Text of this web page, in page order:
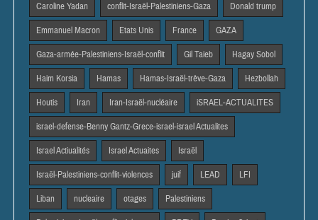
Caroline Yadan conflit-Israël-Palestiniens-Gaza Donald trump
Emmanuel Macron Etats Unis France GAZA
Gaza-armée-Palestiniens-Israël-conflit Gil Taieb Hagay Sobol
Haim Korsia Hamas Hamas-Israël-trêve-Gaza Hezbollah
Houtis Iran Iran-Israël-nucléaire iSRAEL-ACTUALITES
israel-defense-Benny Gantz-Grece-israel-israel Actualites
Israel Actiualités Israel Actuaites Israël
Israël-Palestiniens-conflit-violences juif LEAD LFI
Liban nucleaire otages Palestiniens